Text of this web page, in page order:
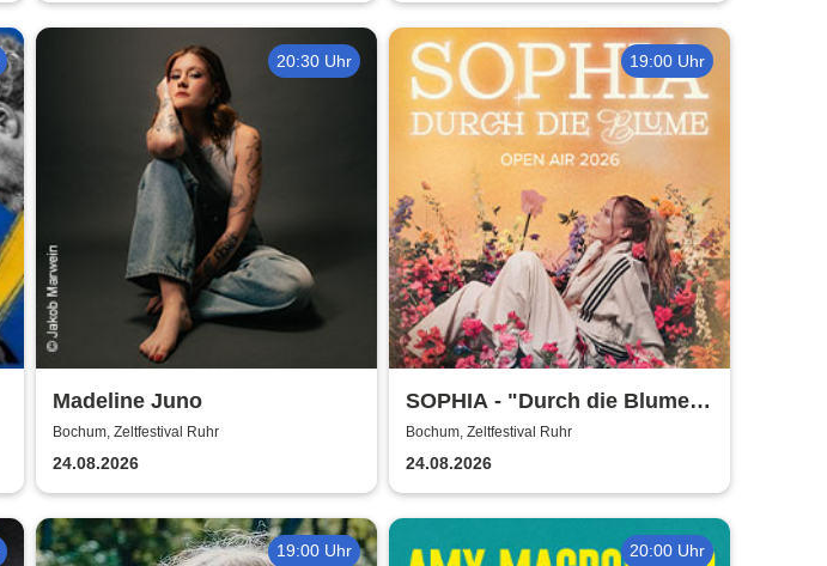
20:30 Uhr
Madeline Juno
Bochum, Zeltfestival Ruhr
24.08.2026
19:00 Uhr
SOPHIA - "Durch die Blume"
Open Air Tour 2026
Bochum, Zeltfestival Ruhr
24.08.2026
19:00 Uhr 20:00 Uhr